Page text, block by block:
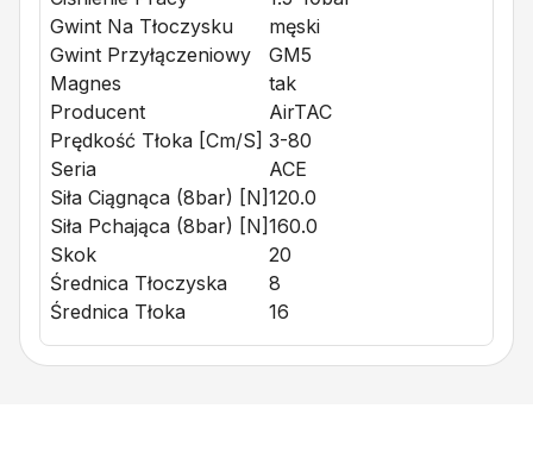
Gwint Na Tłoczysku
męski
Gwint Przyłączeniowy
GM5
Magnes
tak
Producent
AirTAC
Prędkość Tłoka [cm/s] 3-80
Seria
ACE
Siła Ciągnąca (8bar) [N]120.0
Siła Pchająca (8bar) [N]160.0
Skok
20
Średnica Tłoczyska
8
Średnica Tłoka
16